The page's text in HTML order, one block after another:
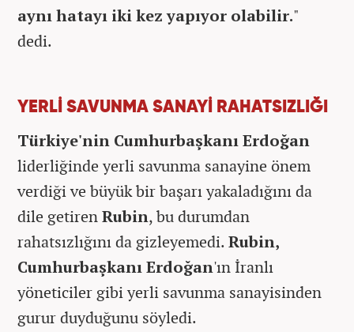
aynı hatayı iki kez yapıyor olabilir."
dedi.
YERLİ SAVUNMA SANAYİ RAHATSIZLIĞI
Türkiye'nin Cumhurbaşkanı Erdoğan
liderliğinde yerli savunma sanayine önem
verdiği ve büyük bir başarı yakaladığını da
dile getirenRubin, bu durumdan
rahatsızlığını da gizleyemedi.Rubin,
Cumhurbaşkanı Erdoğan'ın İranlı
yöneticiler gibi yerli savunma sanayisinden
gurur duyduğunu söyledi.